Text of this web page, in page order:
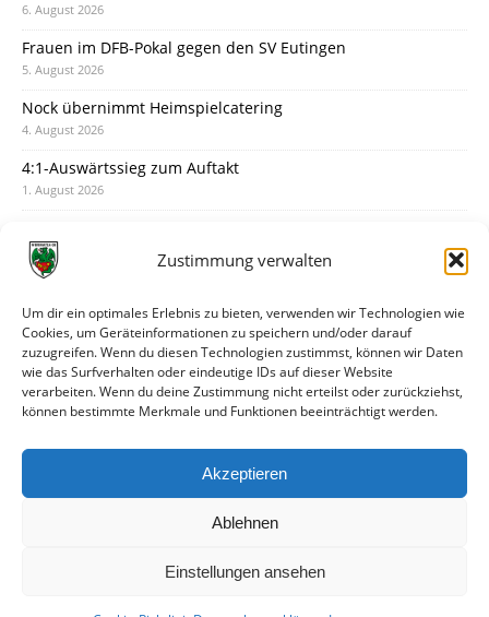
Zustimmung verwalten
Um dir ein optimales Erlebnis zu bieten, verwenden wir Technologien wie
Cookies, um Geräteinformationen zu speichern und/oder darauf
zuzugreifen. Wenn du diesen Technologien zustimmst, können wir Daten
wie das Surfverhalten oder eindeutige IDs auf dieser Website
verarbeiten. Wenn du deine Zustimmung nicht erteilst oder zurückziehst,
können bestimmte Merkmale und Funktionen beeinträchtigt werden.
Akzeptieren
Ablehnen
Einstellungen ansehen
6. August 2026
Frauen im DFB-Pokal gegen den SV Eutingen
5. August 2026
Nock übernimmt Heimspielcatering
4. August 2026
4:1-Auswärtssieg zum Auftakt
1. August 2026
31. Juli 2026
30. Juli 2026
Deine Spielminute: 89+1
28. Juli 2026
Neuer Rückensponsor
Neue Podcast-Folge: So tickt Björn!
27. Juli 2026